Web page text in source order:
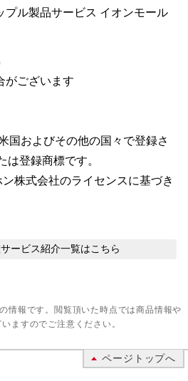
プル製品サービス イオンモール
がございます
国およびその他の国々で登録さ
は登録商標です。
株式会社のライセンスに基づき
ービス紹介一覧はこちら
情報です。閲覧頂いた時点では商品情報や
ますのでご注意ください。
ページトップへ